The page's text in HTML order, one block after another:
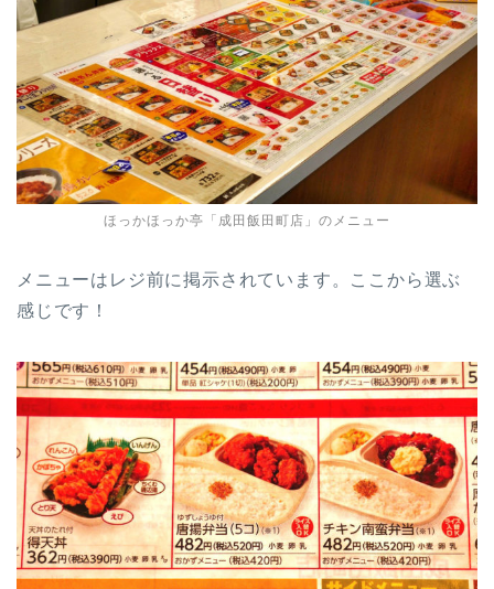
ほっかほっか亭「成田飯田町店」のメニュー
メニューはレジ前に掲示されています。ここから選ぶ
感じです！